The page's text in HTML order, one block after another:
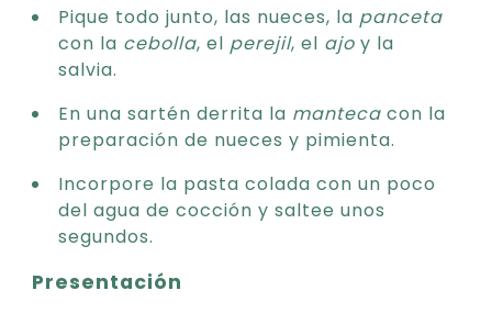
Pique todo junto, las nueces, la panceta
con la cebolla, el perejil, el ajo y la
salvia.
En una sartén derrita la manteca con la
preparación de nueces y pimienta.
Incorpore la pasta colada con un poco
del agua de cocción y saltee unos
segundos.
Presentación